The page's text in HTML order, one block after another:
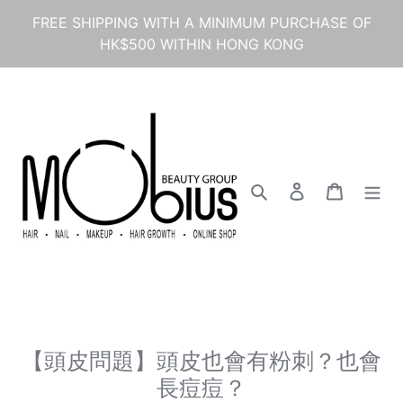
로
FREE SHIPPING WITH A MINIMUM PURCHASE OF
HK$500 WITHIN HONG KONG
검색 로그인 카트
【頭皮問題】頭皮也會有粉刺？也會
長痘痘？